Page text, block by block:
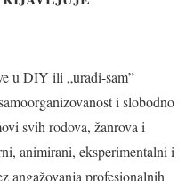
u DIY ili „uradi-sam”
i slobodno
svih rodova, žanrova i
animirani, eksperimentalni i
angažovanja profesionalnih